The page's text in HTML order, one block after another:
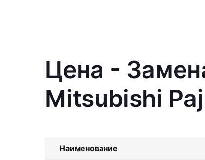
Цена -
Mitsubishi
Наименование